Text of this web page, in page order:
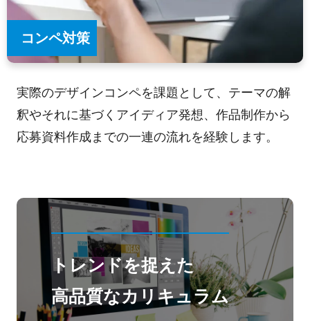
コンペ対策
実際のデザインコンペを課題として、テーマの解
釈やそれに基づくアイディア発想、作品制作から
応募資料作成までの一連の流れを経験します。
トレンドを捉えた
高品質なカリキュラム